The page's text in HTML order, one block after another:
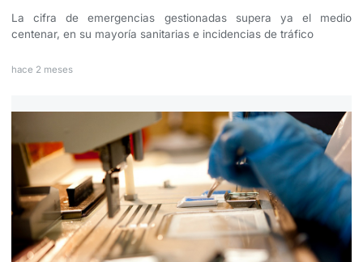
La cifra de emergencias gestionadas supera ya el medio
centenar, en su mayoría sanitarias e incidencias de tráfico
hace 2 meses